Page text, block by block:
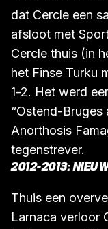
ditmaal mocht
waarnemen.
dat Cercle een
afsloot met
Cercle thuis (in
het Finse Turku
1-2. Het werd
“Ostend-Bruges
Anorthosis
tegenstrever.
2012-2013: